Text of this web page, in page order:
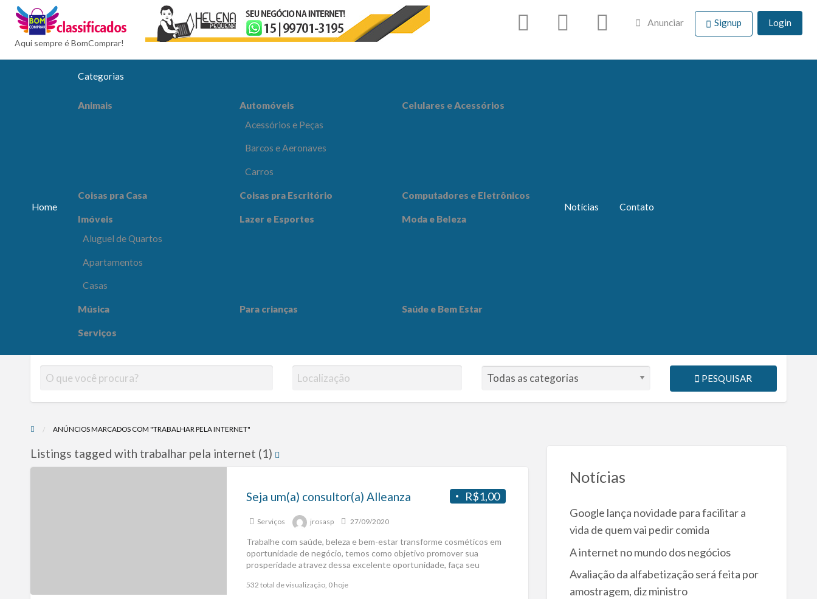
Coisas pra Escritório
Computadores e
Eletrônicos
Lazer e Esportes Moda e Beleza
Anunciar Signup Login
BomComprar
Aqui sempre é BomComprar!
Home
Categorias
Animais
Automóveis
Acessórios e Peças
Barcos e Aeronaves
Carros
Celulares e Acessórios
Coisas pra Casa Coisas pra Escritório Computadores e Eletrônicos
Imóveis
Aluguel de Quartos
Apartamentos
Casas
Lazer e Esportes Moda e Beleza
Música Para crianças Saúde e Bem Estar
Serviços
Notícias Contato
PESQUISAR
ANÚNCIOS MARCADOS COM "TRABALHAR PELA INTERNET"
Listings tagged with trabalhar pela internet (1)
R$1,00
Seja um(a) consultor(a) Alleanza
Serviços jrosasp 27/09/2020
Trabalhe com saúde, beleza e bem-estar transforme cosméticos em
oportunidade de negócio, temos como objetivo promover sua
prosperidade atravez dessa excelente oportunidade, faça seu
532 total de visualização, 0 hoje
Notícias
Google lança novidade para facilitar a
vida de quem vai pedir comida
A internet no mundo dos negócios
Avaliação da alfabetização será feita por
amostragem, diz ministro